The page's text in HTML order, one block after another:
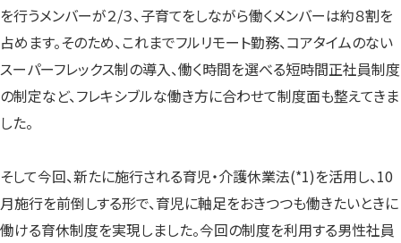
を行うメンバーが２/３、子育てをしながら働くメンバーは約８割を
占めます。そのため、これまでフルリモート勤務、コアタイムのない
スーパーフレックス制の導入、働く時間を選べる短時間正社員制度
の制定など、フレキシブルな働き方に合わせて制度面も整えてきま
した。
そして今回、新たに施行される育児・介護休業法(*1)を活用し、10
月施行を前倒しする形で、育児に軸足をおきつつも働きたいときに
働ける育休制度を実現しました。今回の制度を利用する男性社員